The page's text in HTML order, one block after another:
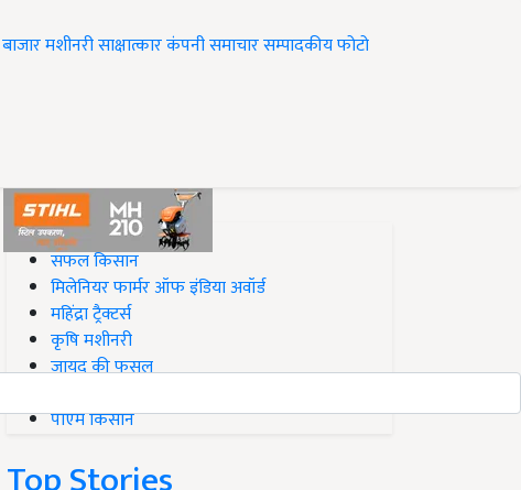
बाजारमशीनरीसाक्षात्कारकंपनी समाचारसम्पादकीयफोटो
#Top on Krishi Jagran
सफल किसान
मिलेनियर फार्मर ऑफ इंडिया अवॉर्ड
महिंद्रा ट्रैक्टर्स
कृषि मशीनरी
जायद की फसल
पीएम किसान